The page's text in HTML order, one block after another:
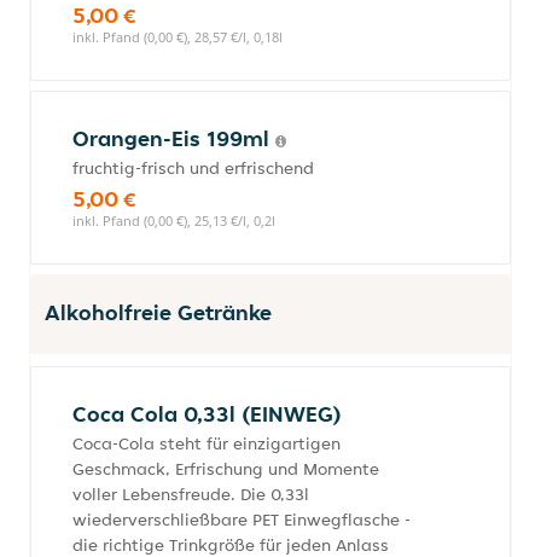
5,00 €
inkl. Pfand (0,00 €), 28,57 €/l, 0,18l
Orangen-Eis 199ml
fruchtig-frisch und erfrischend
5,00 €
inkl. Pfand (0,00 €), 25,13 €/l, 0,2l
Alkoholfreie Getränke
Coca Cola 0,33l (EINWEG)
Coca-Cola steht für einzigartigen
Geschmack, Erfrischung und Momente
voller Lebensfreude. Die 0,33l
wiederverschließbare PET Einwegflasche -
die richtige Trinkgröße für jeden Anlass